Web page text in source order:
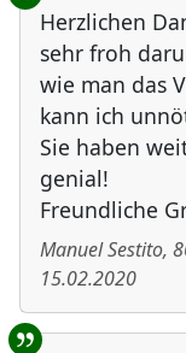
Herzlichen
sehr froh
wie man das
kann ich
Sie haben
genial!
Freundliche
Manuel Sestito,
15.02.2020